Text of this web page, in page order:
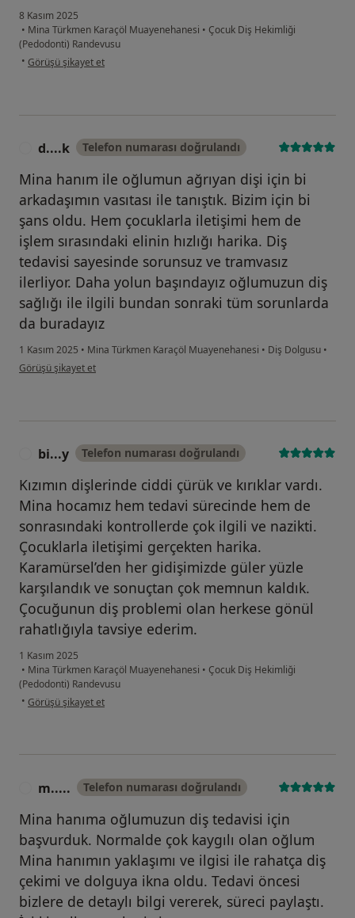
8 Kasım 2025
• Mina Türkmen Karaçöl Muayenehanesi • Çocuk Diş Hekimliği
(Pedodonti) Randevusu
• kullanıcının görüşüne göre me...r
Görüşü şikayet et
d....k Telefon numarası doğrulandı
Mina hanım ile oğlumun ağrıyan dişi için bi
arkadaşımın vasıtası ile tanıştık. Bizim için bi
şans oldu. Hem çocuklarla iletişimi hem de
işlem sırasındaki elinin hızlığı harika. Diş
tedavisi sayesinde sorunsuz ve tramvasız
ilerliyor. Daha yolun başındayız oğlumuzun diş
sağlığı ile ilgili bundan sonraki tüm sorunlarda
da buradayız
1 Kasım 2025 • Mina Türkmen Karaçöl Muayenehanesi • Diş Dolgusu •
kullanıcının görüşüne göre d....k
Görüşü şikayet et
bi...y Telefon numarası doğrulandı
Kızımın dişlerinde ciddi çürük ve kırıklar vardı.
Mina hocamız hem tedavi sürecinde hem de
sonrasındaki kontrollerde çok ilgili ve nazikti.
Çocuklarla iletişimi gerçekten harika.
Karamürsel’den her gidişimizde güler yüzle
karşılandık ve sonuçtan çok memnun kaldık.
Çocuğunun diş problemi olan herkese gönül
rahatlığıyla tavsiye ederim.
1 Kasım 2025
• Mina Türkmen Karaçöl Muayenehanesi • Çocuk Diş Hekimliği
(Pedodonti) Randevusu
• kullanıcının görüşüne göre bi...y
Görüşü şikayet et
m..... Telefon numarası doğrulandı
Mina hanıma oğlumuzun diş tedavisi için
başvurduk. Normalde çok kaygılı olan oğlum
Mina hanımın yaklaşımı ve ilgisi ile rahatça diş
çekimi ve dolguya ikna oldu. Tedavi öncesi
bizlere de detaylı bilgi vererek, süreci paylaştı.